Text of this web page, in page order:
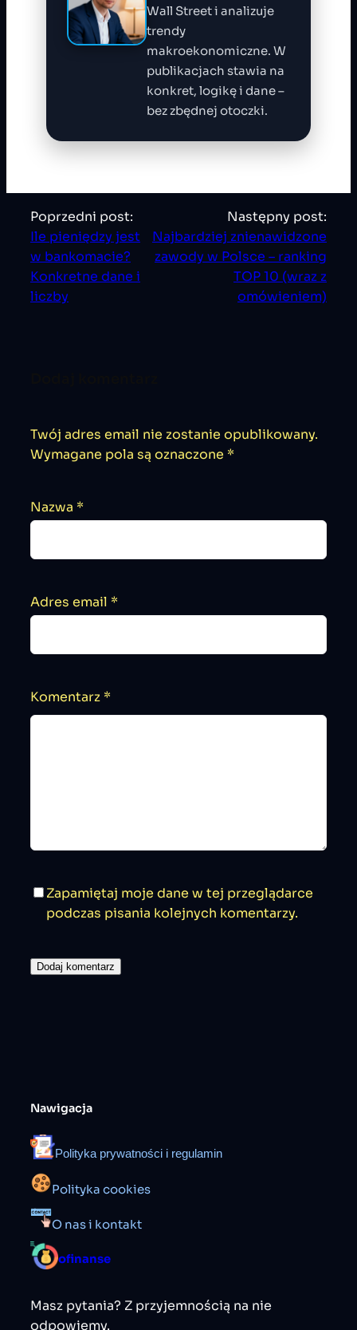
Wall Street i analizuje
trendy
makroekonomiczne. W
publikacjach stawia na
konkret, logikę i dane –
bez zbędnej otoczki.
Poprzedni post:
Ile pieniędzy jest
w bankomacie?
Konkretne dane i
liczby
Następny post:
Najbardziej znienawidzone
zawody w Polsce – ranking
TOP 10 (wraz z
omówieniem)
Twój adres email nie zostanie opublikowany.
Wymagane pola są oznaczone *
Nazwa *
Adres email *
Komentarz *
Zapamiętaj moje dane w tej przeglądarce
podczas pisania kolejnych komentarzy.
Nawigacja
Polityka prywatności i regulamin
Polityka cookies
O nas i kontakt
ofinanse
Masz pytania? Z przyjemnością na nie
odpowiemy.